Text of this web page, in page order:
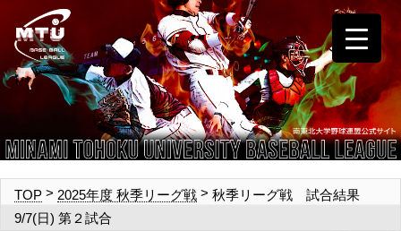
TOP > 2025年度 秋季リーグ戦 > 秋季リーグ戦 試合結果
9/7(日) 第２試合